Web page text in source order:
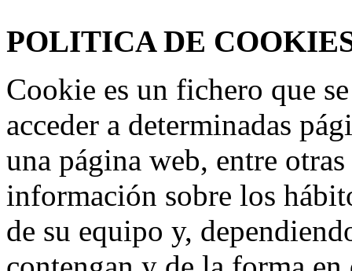
POLITICA DE
Cookie es un fichero que
acceder a determinadas
una página web, entre
información sobre los
de su equipo y,